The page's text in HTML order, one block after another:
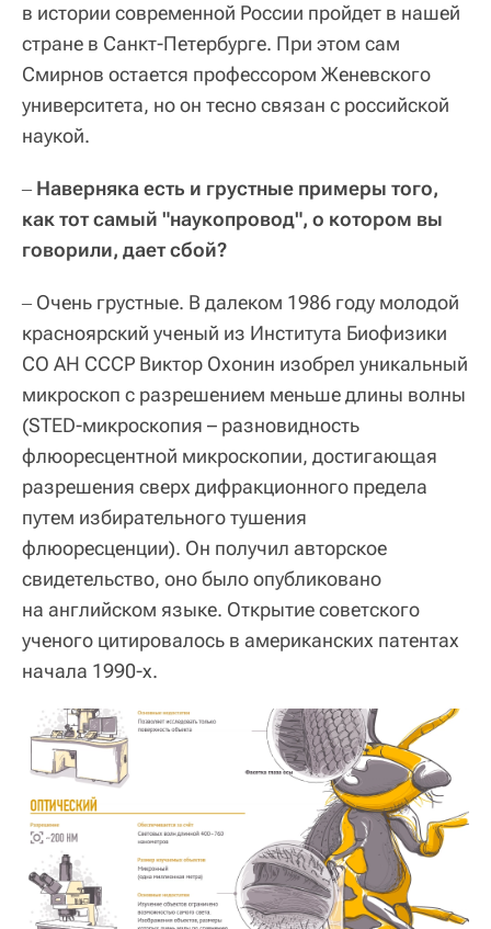
в истории современной России пройдет в нашей
стране в Санкт-Петербурге. При этом сам
Смирнов остается профессором Женевского
университета, но он тесно связан с российской
наукой.
– Наверняка есть и грустные примеры того,
как тот самый "наукопровод", о котором вы
говорили, дает сбой?
– Очень грустные. В далеком 1986 году молодой
красноярский ученый из Института Биофизики
СО АН СССР Виктор Охонин изобрел уникальный
микроскоп с разрешением меньше длины волны
(STED-микроскопия – разновидность
флюоресцентной микроскопии, достигающая
разрешения сверх дифракционного предела
путем избирательного тушения
флюоресценции). Он получил авторское
свидетельство, оно было опубликовано
на английском языке. Открытие советского
ученого цитировалось в американских патентах
начала 1990-х.